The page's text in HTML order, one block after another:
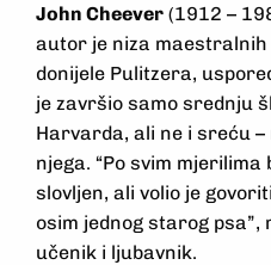
John Cheever (1912 –
autor je niza maestralnih
donijele Pulitzera,
je završio samo srednju
Harvarda, ali ne i sreću
njega. “Po svim
slovljen, ali volio je
osim jednog starog psa”,
učenik i ljubavnik.